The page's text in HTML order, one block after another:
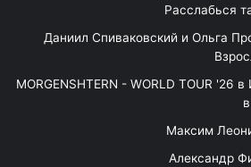
Расслабься
"Даниил Спиваковский и Ольга
MORGENSHTERN - WORLD TOUR '26
Максим
Александр